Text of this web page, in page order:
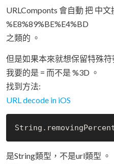
URLComponts 會自動 把 中文
%E8%89%BE%E4%BD
之類的 。
但是如果本來就想保留特殊符
我要的是 = 而不是 %3D 。
找到方法:
URL decode in iOS
String .
是String類型，不是url類型 。